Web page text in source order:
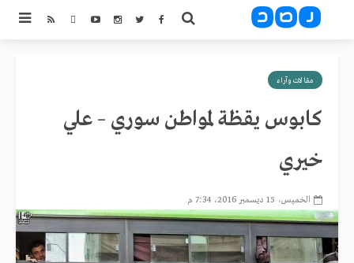
مقالات وآراء
كابوس يقظة لمواطن سوري – علي
خيري
الخميس، 15 ديسمبر 2016، 7:34 م